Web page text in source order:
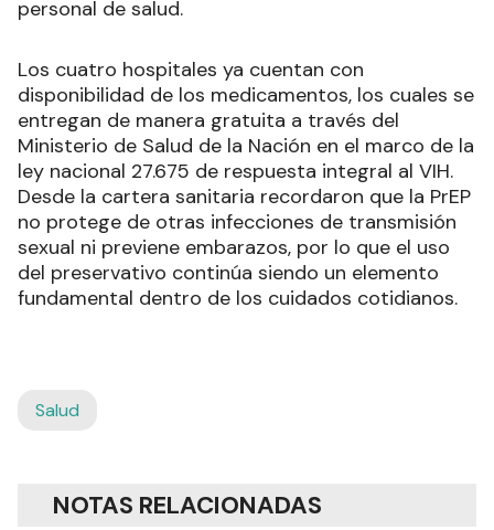
personal de salud.
Los cuatro hospitales ya cuentan con
disponibilidad de los medicamentos, los cuales se
entregan de manera gratuita a través del
Ministerio de Salud de la Nación en el marco de la
ley nacional 27.675 de respuesta integral al VIH.
Desde la cartera sanitaria recordaron que la PrEP
no protege de otras infecciones de transmisión
sexual ni previene embarazos, por lo que el uso
del preservativo continúa siendo un elemento
fundamental dentro de los cuidados cotidianos.
Salud
NOTAS RELACIONADAS